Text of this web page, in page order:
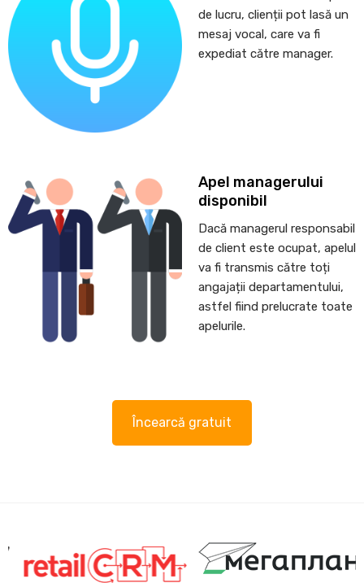
de lucru, clienții pot lasă un
mesaj vocal, care va fi
expediat către manager.
Apel managerului
disponibil
Dacă managerul responsabil
de client este ocupat, apelul
va fi transmis către toți
angajații departamentului,
astfel fiind prelucrate toate
apelurile.
Încearcă gratuit